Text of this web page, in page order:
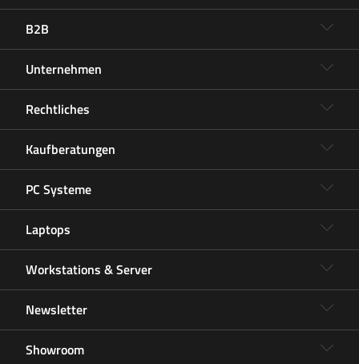
B2B
Unternehmen
Rechtliches
Kaufberatungen
PC Systeme
Laptops
Workstations & Server
Newsletter
Showroom